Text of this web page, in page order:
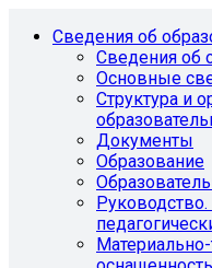
Сведения об
Сведения об
Основные
Структура и
Документы
Образование